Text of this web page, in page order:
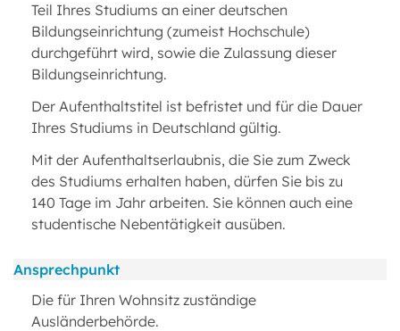
Teil Ihres Studiums an einer deutschen
Bildungseinrichtung (zumeist Hochschule)
durchgeführt wird, sowie die Zulassung dieser
Bildungseinrichtung.
Der Aufenthaltstitel ist befristet und für die Dauer
Ihres Studiums in Deutschland gültig.
Mit der Aufenthaltserlaubnis, die Sie zum Zweck
des Studiums erhalten haben, dürfen Sie bis zu
140 Tage im Jahr arbeiten. Sie können auch eine
studentische Nebentätigkeit ausüben.
Ansprechpunkt
Die für Ihren Wohnsitz zuständige
Ausländerbehörde.